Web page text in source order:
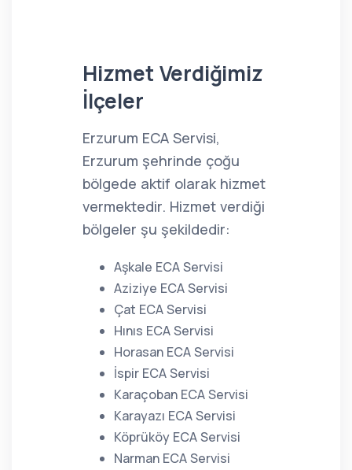
Hizmet Verdiğimiz
İlçeler
Erzurum ECA Servisi,
Erzurum şehrinde çoğu
bölgede aktif olarak hizmet
vermektedir. Hizmet verdiği
bölgeler şu şekildedir:
Aşkale ECA Servisi
Aziziye ECA Servisi
Çat ECA Servisi
Hınıs ECA Servisi
Horasan ECA Servisi
İspir ECA Servisi
Karaçoban ECA Servisi
Karayazı ECA Servisi
Köprüköy ECA Servisi
Narman ECA Servisi